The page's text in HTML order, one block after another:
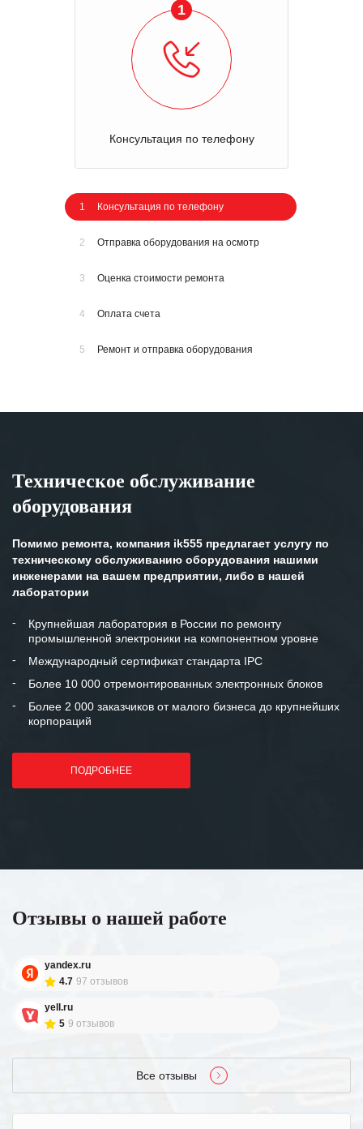
1
Консультация по телефону
1 Консультация по телефону
2 Отправка оборудования на осмотр
3 Оценка стоимости ремонта
4 Оплата счета
5 Ремонт и отправка оборудования
Техническое обслуживание
оборудования
Помимо ремонта, компания ik555 предлагает услугу по
техническому обслуживанию оборудования нашими
инженерами на вашем предприятии, либо в нашей
лаборатории
Крупнейшая лаборатория в России по ремонту
промышленной электроники на компонентном уровне
Международный сертификат стандарта IPC
Более 10 000 отремонтированных электронных блоков
Более 2 000 заказчиков от малого бизнеса до крупнейших
корпораций
ПОДРОБНЕЕ
Отзывы о нашей работе
yandex.ru
4.7 97 отзывов
yell.ru
5 9 отзывов
Все отзывы